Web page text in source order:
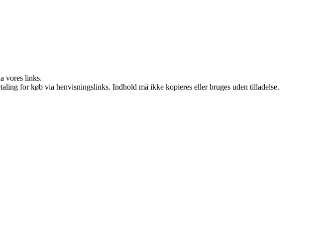
vores links.
for køb via henvisningslinks. Indhold må ikke kopieres eller bruges uden tilladelse.